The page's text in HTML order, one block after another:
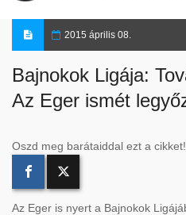
2015 április 08.
Bajnokok Ligája:
Az Eger ismét
Oszd meg barátaiddal ezt a cikket!
Az Eger is nyert a Bajnokok